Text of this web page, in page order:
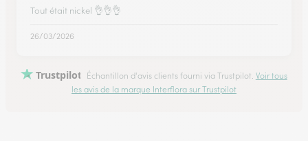
Tout était nickel 👌👌👌
26/03/2026
Trustpilot Échantillon d'avis clients fourni via Trustpilot. Voir tous
les avis de la marque Interflora sur Trustpilot